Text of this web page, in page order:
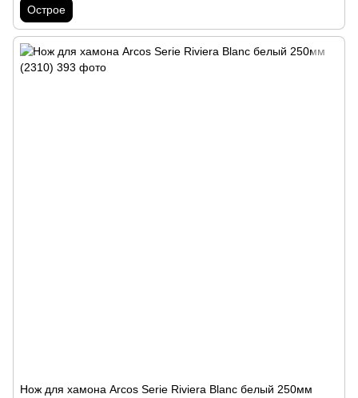
Острое
Нож для хамона Arcos Serie Riviera Blanc белый 250мм